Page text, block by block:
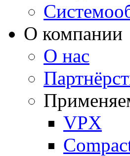
О компании
О нас
VPX